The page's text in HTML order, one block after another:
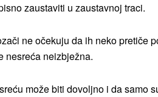
zaustaviti u zaustavnoj traci.
ne očekuju da ih neko pretiče
nesreća neizbježna.
može biti dovoljno i da samo